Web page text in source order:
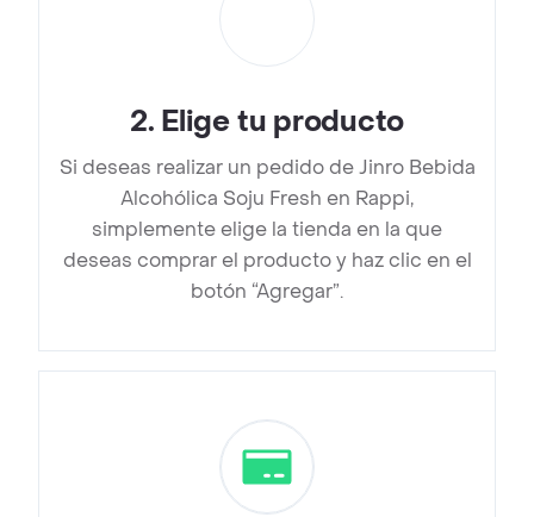
2. Elige tu producto
Si deseas realizar un pedido de Jinro Bebida
Alcohólica Soju Fresh en Rappi,
simplemente elige la tienda en la que
deseas comprar el producto y haz clic en el
botón “Agregar”.